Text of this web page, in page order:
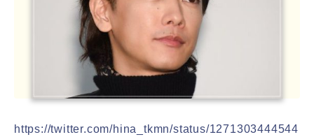
https://twitter.com/hina_tkmn/status/1271303444544